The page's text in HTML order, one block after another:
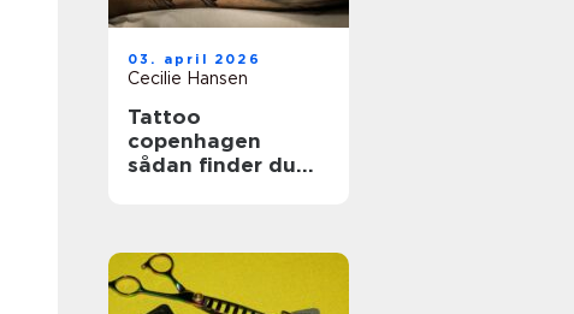
03. april 2026
Cecilie Hansen
Tattoo
copenhagen
sådan finder du